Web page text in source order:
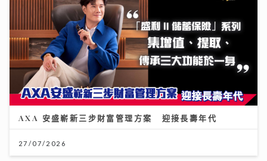
AXA 安盛嶄新三步財富管理方案 迎接長壽年代
27/07/2026